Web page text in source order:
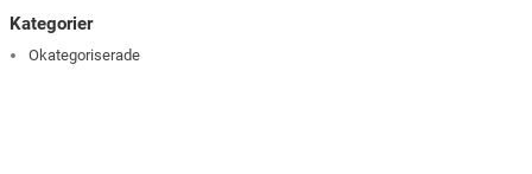
Kategorier
Okategoriserade